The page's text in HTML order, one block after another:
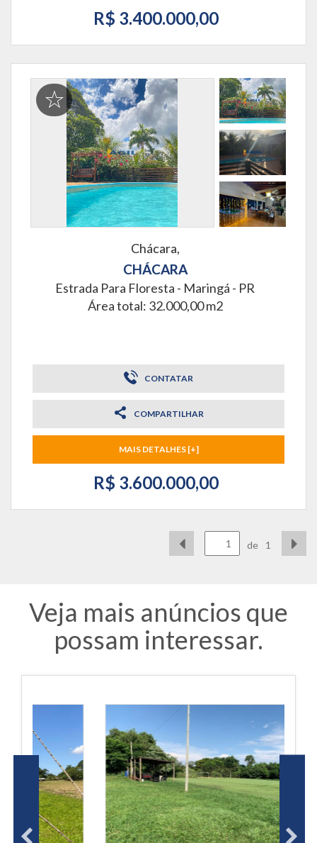
R$ 3.400.000,00
Chácara,
CHÁCARA
Estrada Para Floresta - Maringá - PR
Área total: 32.000,00 m2
CONTATAR
COMPARTILHAR
MAIS DETALHES [+]
R$ 3.600.000,00
de 1
Veja mais anúncios que
possam interessar.